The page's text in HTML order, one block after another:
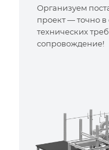
Организуем
проект — точно в
технических
сопровождение!